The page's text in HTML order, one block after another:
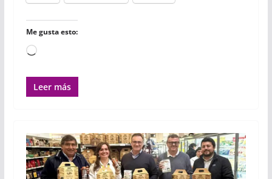
Me gusta esto:
Cargando...
Leer más